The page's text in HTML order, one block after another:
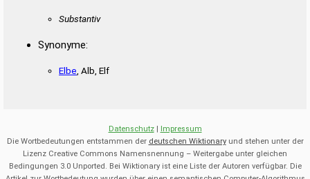
Substantiv
Synonyme:
Elbe , Alb, Elf
Datenschutz| Impressum
Die Wortbedeutungen entstammen der deutschen Wiktionaryund stehen unter der
Lizenz Creative Commons Namensnennung – Weitergabe unter gleichen
Bedingungen 3.0 Unported. Bei Wiktionary ist eine Liste der Autoren verfügbar. Die